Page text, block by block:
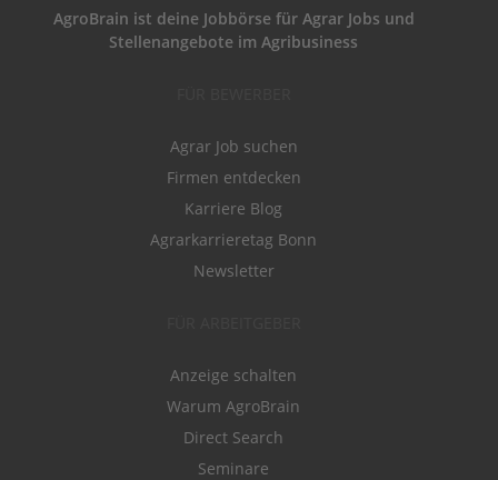
AgroBrain ist deine Jobbörse für Agrar Jobs und
Stellenangebote im Agribusiness
Agrar Job suchen
Firmen entdecken
Karriere Blog
Agrarkarrieretag Bonn
Newsletter
Anzeige schalten
Warum AgroBrain
Direct Search
Seminare